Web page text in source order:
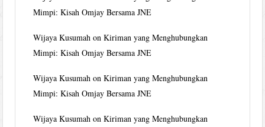
Mimpi: Kisah Omjay Bersama JNE
Wijaya Kusumah onKiriman yang Menghubungkan
Mimpi: Kisah Omjay Bersama JNE
Wijaya Kusumah onKiriman yang Menghubungkan
Mimpi: Kisah Omjay Bersama JNE
Wijaya Kusumah onKiriman yang Menghubungkan